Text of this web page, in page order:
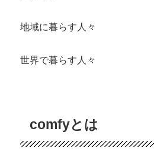
地域に暮らす人々
世界で暮らす人々
comfyとは